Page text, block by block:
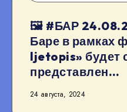
🖼 #БАР
Баре в рамках
ljetopis» будет
представлен…
24 августа, 2024